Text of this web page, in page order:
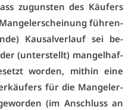
zu­guns­ten des Käu­fers
füh­ren­
Kau­sal­ver­lauf sei be­
(un­ter­stellt) man­gel­haf­
wor­den, mit­hin ei­ne
für die Man­gel­er­
(im An­schluss an